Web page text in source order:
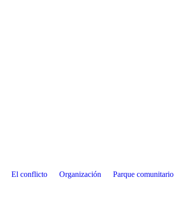
El conflicto Organización Parque comunitario